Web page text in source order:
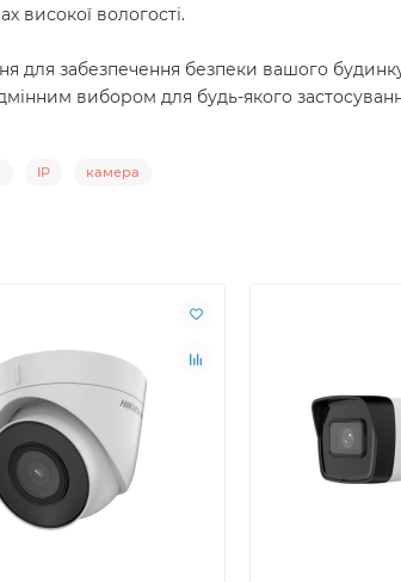
високої вологості.
для забезпечення безпеки вашого
вибором для будь-якого
IP камера